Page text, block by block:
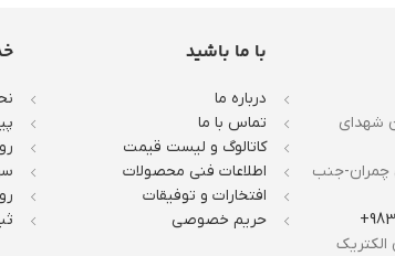
شهدای
چمران-جنب
الکتریک
با ما باشید
درباره ما
تماس با ما
کاتالوگ و لیست قیمت
اطلاعات فنی محصولات
افتخارات و توفیقات
حریم خصوصی